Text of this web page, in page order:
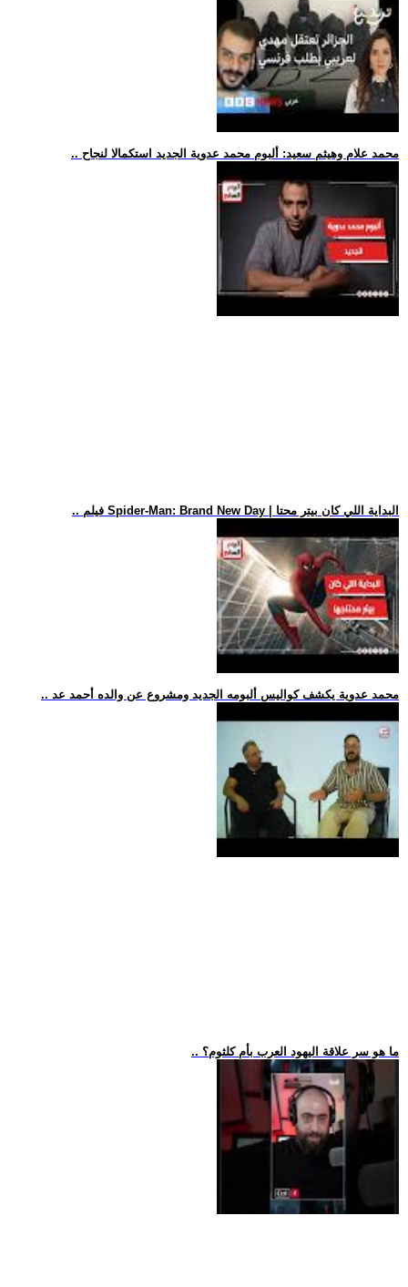
.. محمد علام وهيثم سعيد: ألبوم محمد عدوية الجديد استكمالا لنجاح
.. فيلم Spider-Man: Brand New Day | البداية اللي كان بيتر محتا
.. محمد عدوية يكشف كواليس ألبومه الجديد ومشروع عن والده أحمد عد
.. ما هو سر علاقة اليهود العرب بأم كلثوم؟